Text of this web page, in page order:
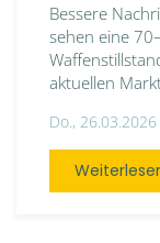
Bessere
sehen eine
aktuellen
Do., 26.03.2026